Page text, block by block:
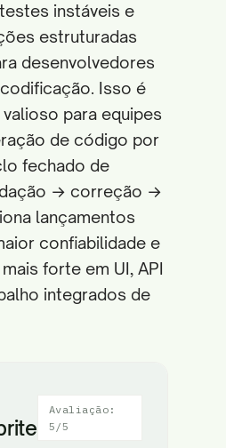
instáveis e
estruturadas
desenvolvedores
Isso é
para equipes
de código por
fechado de
→ correção →
lançamentos
confiabilidade e
forte em UI, API
integrados de
Avaliação:
5/5